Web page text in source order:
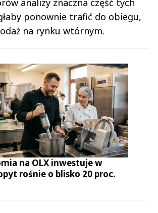
analizy znaczna część tych
ponownie trafić do obiegu,
na rynku wtórnym.
na OLX inwestuje w
rośnie o blisko 20 proc.